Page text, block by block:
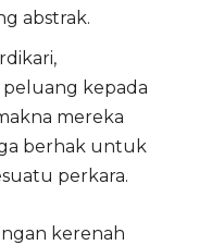
abstrak.
kepada
mereka
berhak untuk
perkara.
kerenah